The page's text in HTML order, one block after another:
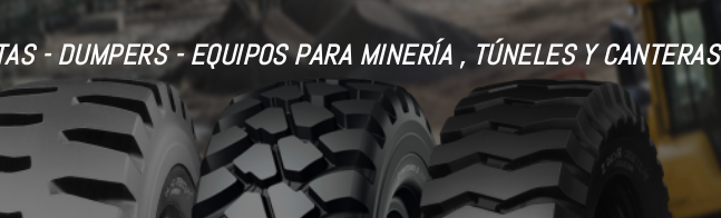
- DUMPERS - EQUIPOS PARA MINERÍA , TÚNELES Y CANTERAS